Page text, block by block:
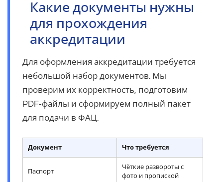
Какие документы нужны
для прохождения
аккредитации
Для оформления аккредитации требуется
небольшой набор документов. Мы
проверим их корректность, подготовим
PDF‑файлы и сформируем полный пакет
для подачи в ФАЦ.
Документ Что требуется
Паспорт
Чёткие развороты с
фото и пропиской